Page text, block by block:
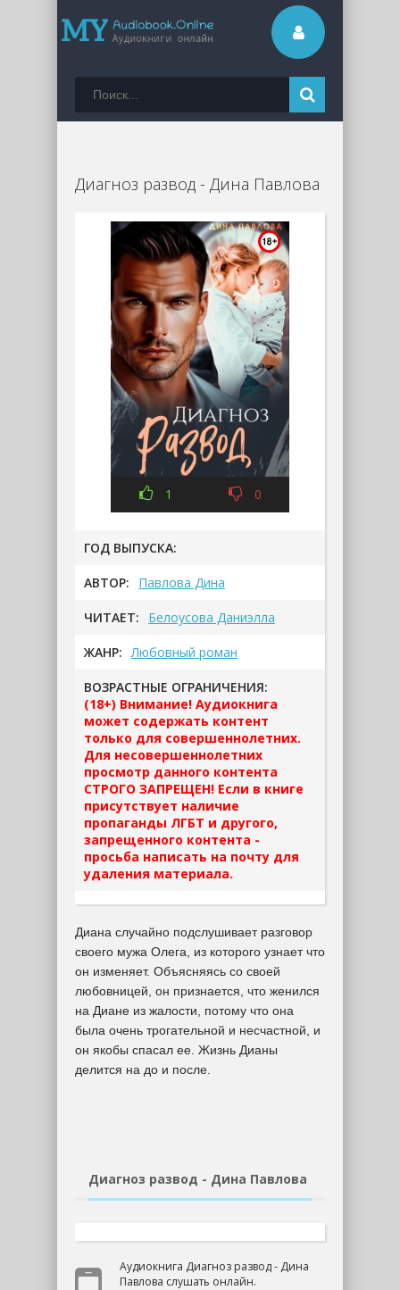
Диагноз развод - Дина Павлова
1 0
ГОД ВЫПУСКА:
АВТОР: Павлова Дина
ЧИТАЕТ: Белоусова Даниэлла
ЖАНР: Любовный роман
ВОЗРАСТНЫЕ ОГРАНИЧЕНИЯ:
(18+) Внимание! Аудиокнига
может содержать контент
только для совершеннолетних.
Для несовершеннолетних
просмотр данного контента
СТРОГО ЗАПРЕЩЕН! Если в книге
присутствует наличие
пропаганды ЛГБТ и другого,
запрещенного контента -
просьба написать на почту для
удаления материала.
Диана случайно подслушивает разговор
своего мужа Олега, из которого узнает что
он изменяет. Объясняясь со своей
любовницей, он признается, что женился
на Диане из жалости, потому что она
была очень трогательной и несчастной, и
он якобы спасал ее. Жизнь Дианы
делится на до и после.
Диагноз развод - Дина Павлова
Аудиокнига Диагноз развод - Дина
Павлова слушать онлайн.